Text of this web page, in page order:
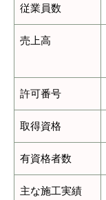
従業員数
売上高
許可番号
取得資格
有資格者数
主な施工実績